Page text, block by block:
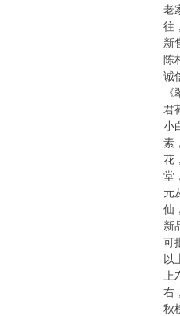
老
往
新
陈
诚
君
小
素
花
堂
元
仙
可
以
右
秋